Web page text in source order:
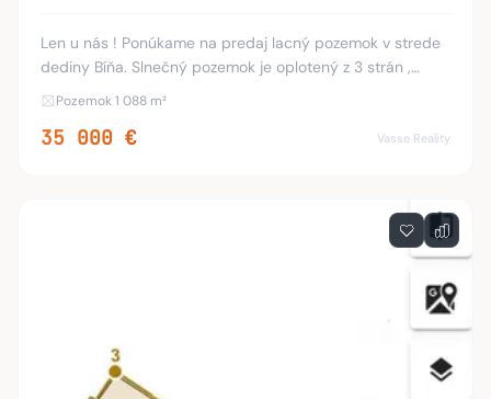
Len u nás ! Ponúkame na predaj lacný pozemok v strede
dediny Bíňa. Slnečný pozemok je oplotený z 3 strán ,
inžinierske siete sú pred pozemkom . Výhodou tohto
Pozemok 1 088 m²
35 000 € Vasse Reality